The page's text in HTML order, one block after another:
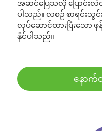
အဆင်ပြေသလို ပြောင်း
ပါသည်။ လစဉ် စာရင်းသွ
လုပ်ဆောင်ထားပြီးသော ဖု
နိုင်ပါသည်။
နောက်